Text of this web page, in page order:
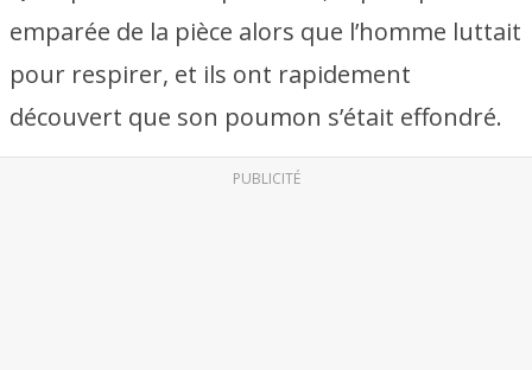
emparée de la pièce alors que l’homme luttait
pour respirer, et ils ont rapidement
découvert que son poumon s’était effondré.
PUBLICITÉ